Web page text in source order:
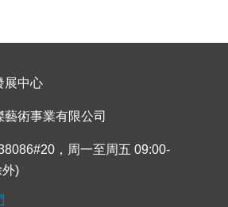
展中心
術事業有限公司
，周一至周五 09:00-
)